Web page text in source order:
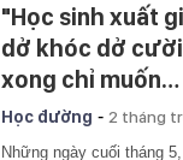
"Học sinh xuất
dở khóc dở
xong chỉ
Học đường - 2 tháng
Những ngày cuối tháng